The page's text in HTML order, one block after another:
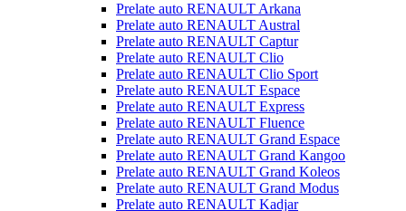
Prelate auto RENAULT Arkana
Prelate auto RENAULT Austral
Prelate auto RENAULT Captur
Prelate auto RENAULT Clio
Prelate auto RENAULT Clio Sport
Prelate auto RENAULT Espace
Prelate auto RENAULT Express
Prelate auto RENAULT Fluence
Prelate auto RENAULT Grand Espace
Prelate auto RENAULT Grand Kangoo
Prelate auto RENAULT Grand Koleos
Prelate auto RENAULT Grand Modus
Prelate auto RENAULT Kadjar